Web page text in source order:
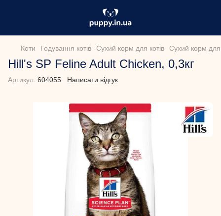
Коти Годування котів Сухий корм для котів Сухий корм для
Hill's SP Feline Adult Chicken, 0,3кг
Артикул: 604055 Написати відгук